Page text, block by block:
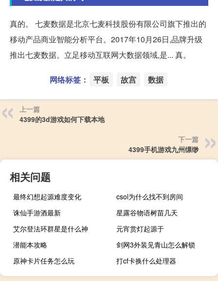
真的。 七麦数据是北京七麦科技股份有限公司旗下推出的
移动产品商业智能分析平台。2017年10月26日,品牌升级
推出七麦数据。立足移动互联网大数据领域,是... 真。
网络标签： 平板 故宫 数据
上一篇
4399的3d游戏如何下载本地
下一篇
4399手机游戏九州缥缈
相关问题
最终幻想起源难度变化
csol为什么找不到房间
诛仙手游酒最新
星露谷物语树苗几天
艾尔登法环群星是什么神
元宵赏灯起源于
潜能本攻略
剑网3外装见青山怎么解锁
原神卡片任务怎么玩
打cf卡换什么处理器